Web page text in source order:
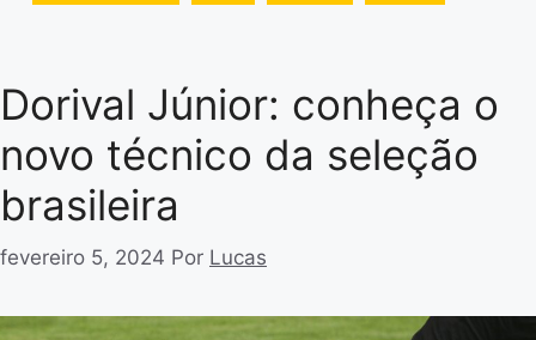
Dorival Júnior: conheça o
novo técnico da seleção
brasileira
fevereiro 5, 2024 Por Lucas